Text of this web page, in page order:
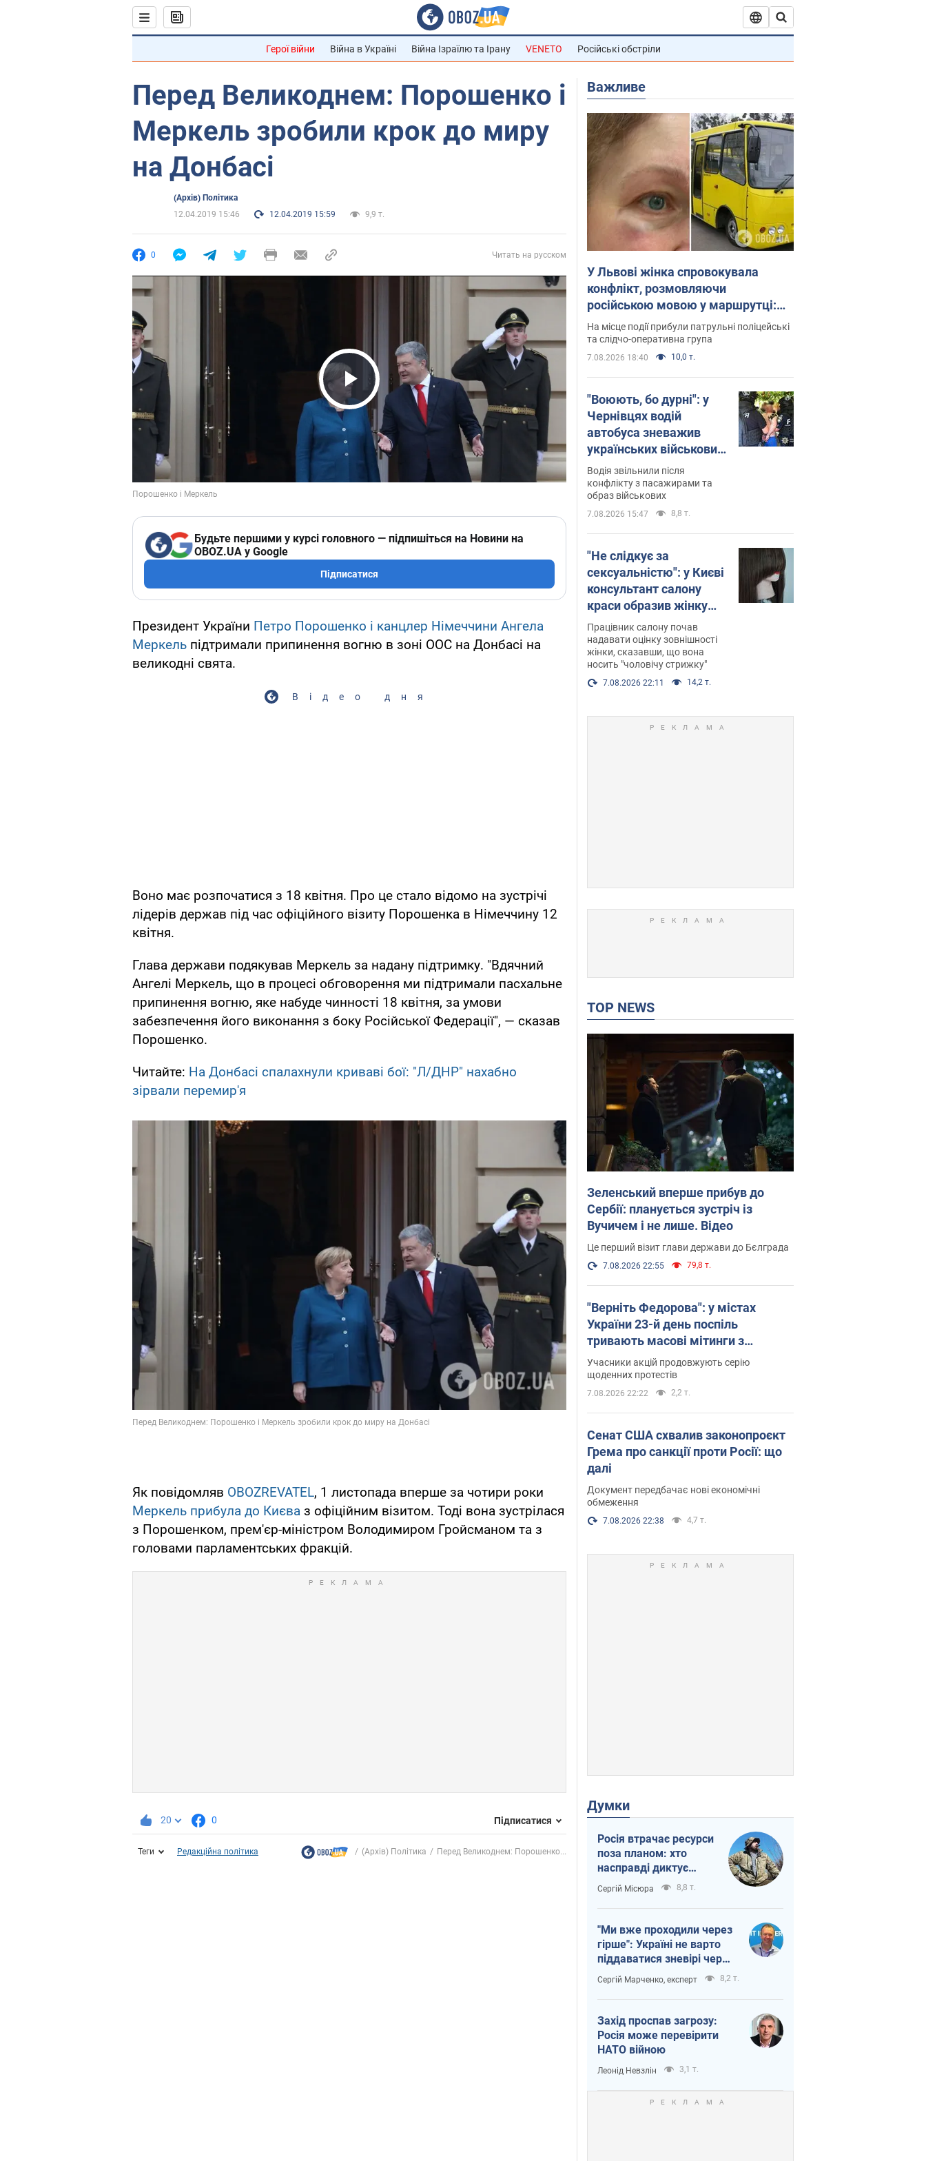
Герої війни Війна в Україні Війна Ізраїлю та Ірану VENETO Російські обстріли
Перед Великоднем: Порошенко і
Меркель зробили крок до миру
на Донбасі
(Архів) Політика
12.04.2019 15:46
12.04.2019 15:59 9,9 т.
0 Читать на русском
Play Video
Будьте першими у курсі головного — підпишіться на Новини на
OBOZ.UA у Google
Підписатися
Президент України Петро Порошенко і канцлер Німеччини Ангела
Меркель підтримали припинення вогню в зоні ООС на Донбасі на
великодні свята.
Відео дня
Воно має розпочатися з 18 квітня. Про це стало відомо на зустрічі
лідерів держав під час офіційного візиту Порошенка в Німеччину 12
квітня.
Глава держави подякував Меркель за надану підтримку. "Вдячний
Ангелі Меркель, що в процесі обговорення ми підтримали пасхальне
припинення вогню, яке набуде чинності 18 квітня, за умови
забезпечення його виконання з боку Російської Федерації", — сказав
Порошенко.
Читайте: На Донбасі спалахнули криваві бої: "Л/ДНР" нахабно
зірвали перемир'я
Як повідомляв OBOZREVATEL, 1 листопада вперше за чотири роки
Меркель прибула до Києва з офіційним візитом. Тоді вона зустрілася
з Порошенком, прем'єр-міністром Володимиром Гройсманом та з
головами парламентських фракцій.
20 0 Підписатися
Теги Редакційна політика (Архів) Політика Перед Великоднем: Порошенко...
Важливе
У Львові жінка спровокувала
конфлікт, розмовляючи
російською мовою у маршрутці:
поліція склала адмінпротокол.
Відео
На місце події прибули патрульні поліцейські
та слідчо-оперативна група
7.08.2026 18:40 10,0 т.
"Воюють, бо дурні": у
Чернівцях водій
автобуса зневажив
українських військових
і поплатився. Відео
Водія звільнили після
конфлікту з пасажирами та
образ військових
7.08.2026 15:47 8,8 т.
"Не слідкує за
сексуальністю": у Києві
консультант салону
краси образив жінку
після хімієтерапії,
розгорівся скандал.
Фото
Працівник салону почав
надавати оцінку зовнішності
жінки, сказавши, що вона
носить "чоловічу стрижку"
7.08.2026 22:11 14,2 т.
TOP NEWS
Зеленський вперше прибув до
Сербії: планується зустріч із
Вучичем і не лише. Відео
Це перший візит глави держави до Бєлграда
7.08.2026 22:55 79,8 т.
"Верніть Федорова": у містах
України 23-й день поспіль
тривають масові мітинги з
картонками. Фото і відео
Учасники акцій продовжують серію
щоденних протестів
7.08.2026 22:22 2,2 т.
Сенат США схвалив законопроєкт
Грема про санкції проти Росії: що
далі
Документ передбачає нові економічні
обмеження
7.08.2026 22:38 4,7 т.
Думки
Росія втрачає ресурси
поза планом: хто
насправді диктує
темп війни
Сергій Місюра 8,8 т.
"Ми вже проходили через
гірше": Україні не варто
піддаватися зневірі через
ракетний терор
Сергій Марченко, експерт 8,2 т.
Захід проспав загрозу:
Росія може перевірити
НАТО війною
Леонід Невзлін 3,1 т.